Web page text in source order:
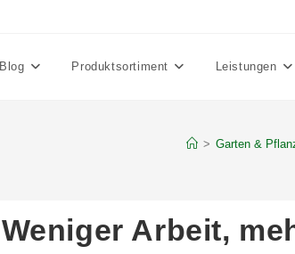
Blog Produktsortiment Leistungen
> Garten &
Weniger Arbeit,